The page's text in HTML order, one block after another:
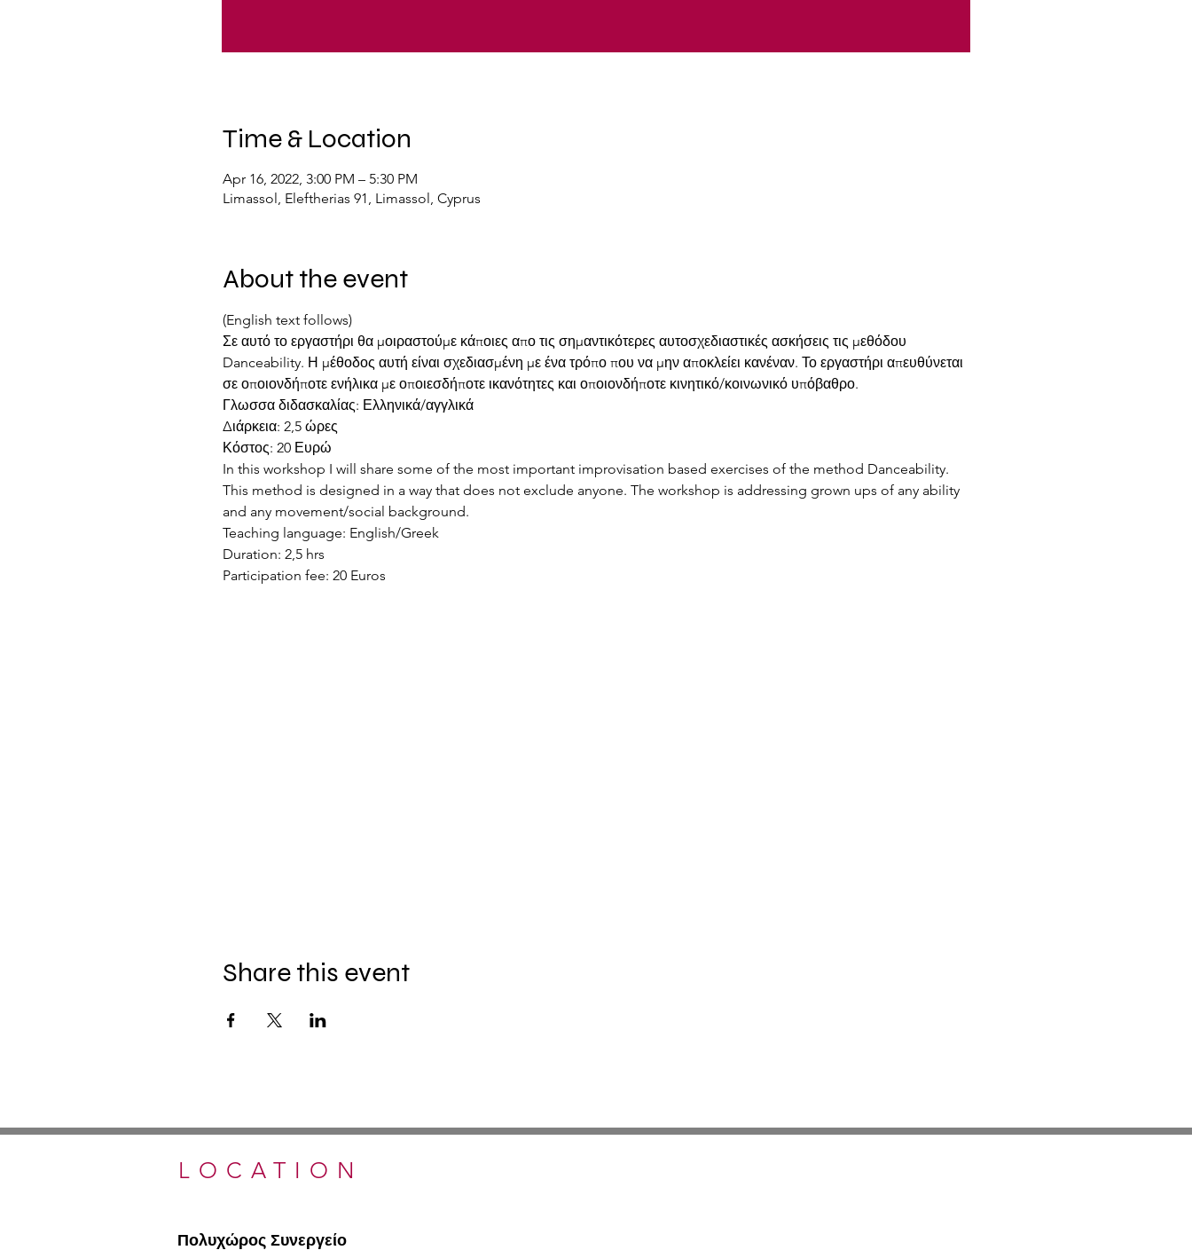
Time & Location
Apr 16, 2022, 3:00 PM – 5:30 PM
Limassol, Eleftherias 91, Limassol, Cyprus
About the event
(English text follows)
Σε αυτό το εργαστήρι θα μοιραστούμε κάποιες απο τις σημαντικότερες αυτοσχεδιαστικές ασκήσεις τις μεθόδου
Danceability. Η μέθοδος αυτή είναι σχεδιασμένη με ένα τρόπο που να μην αποκλείει κανέναν. Το εργαστήρι απευθύνεται
σε οποιονδήποτε ενήλικα με οποιεσδήποτε ικανότητες και οποιονδήποτε κινητικό/κοινωνικό υπόβαθρο.
Γλωσσα διδασκαλίας: Ελληνικά/αγγλικά
Διάρκεια: 2,5 ώρες
Κόστος: 20 Ευρώ
In this workshop I will share some of the most important improvisation based exercises of the method Danceability.
This method is designed in a way that does not exclude anyone. The workshop is addressing grown ups of any ability
and any movement/social background.
Teaching language: English/Greek
Duration: 2,5 hrs
Participation fee: 20 Euros
Share this event
LOCATION
Πολυχώρος Συνεργείο